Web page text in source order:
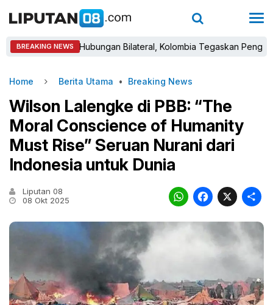
BREAKING NEWS
Baru Hubungan Bilateral, Kolombia Tegaskan Pengakuan Atas
Home Berita Utama • Breaking News
Wilson Lalengke di PBB: “The
Moral Conscience of Humanity
Must Rise” Seruan Nurani dari
Indonesia untuk Dunia
Liputan 08
08 Okt 2025
X